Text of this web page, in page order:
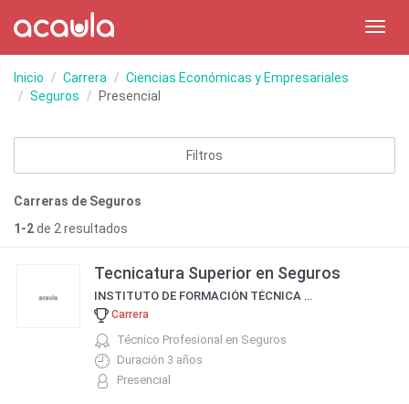
Inicio Carrera
Ciencias Económicas y Empresariales
Seguros
Presencial
Filtros
Carreras de Seguros
1-2de 2 resultados
Tecnicatura Superior en Seguros
INSTITUTO DE FORMACIÓN TÉCNICA SUPERIOR - I.F.T.S.N° 1
Carrera
Técnico Profesional en Seguros
Duración 3 años
Presencial